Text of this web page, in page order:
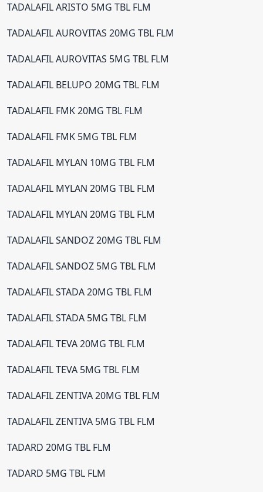
TADALAFIL ARISTO 5MG TBL FLM
TADALAFIL AUROVITAS 20MG TBL FLM
TADALAFIL AUROVITAS 5MG TBL FLM
TADALAFIL BELUPO 20MG TBL FLM
TADALAFIL FMK 20MG TBL FLM
TADALAFIL FMK 5MG TBL FLM
TADALAFIL MYLAN 10MG TBL FLM
TADALAFIL MYLAN 20MG TBL FLM
TADALAFIL MYLAN 20MG TBL FLM
TADALAFIL SANDOZ 20MG TBL FLM
TADALAFIL SANDOZ 5MG TBL FLM
TADALAFIL STADA 20MG TBL FLM
TADALAFIL STADA 5MG TBL FLM
TADALAFIL TEVA 20MG TBL FLM
TADALAFIL TEVA 5MG TBL FLM
TADALAFIL ZENTIVA 20MG TBL FLM
TADALAFIL ZENTIVA 5MG TBL FLM
TADARD 20MG TBL FLM
TADARD 5MG TBL FLM